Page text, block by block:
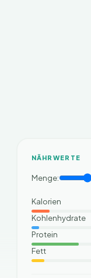
NÄHRWERTE
Menge:
Kalorien
Kohlenhydrate
Protein
Fett